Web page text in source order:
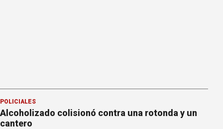
POLICIALES
Alcoholizado colisionó contra una rotonda y un
cantero